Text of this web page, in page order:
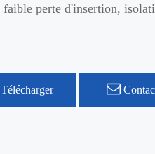
faible perte d'insertion,